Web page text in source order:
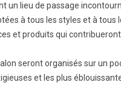
un lieu de passage
à tous les styles et à tous
et produits qui
seront organisés sur un
et les plus